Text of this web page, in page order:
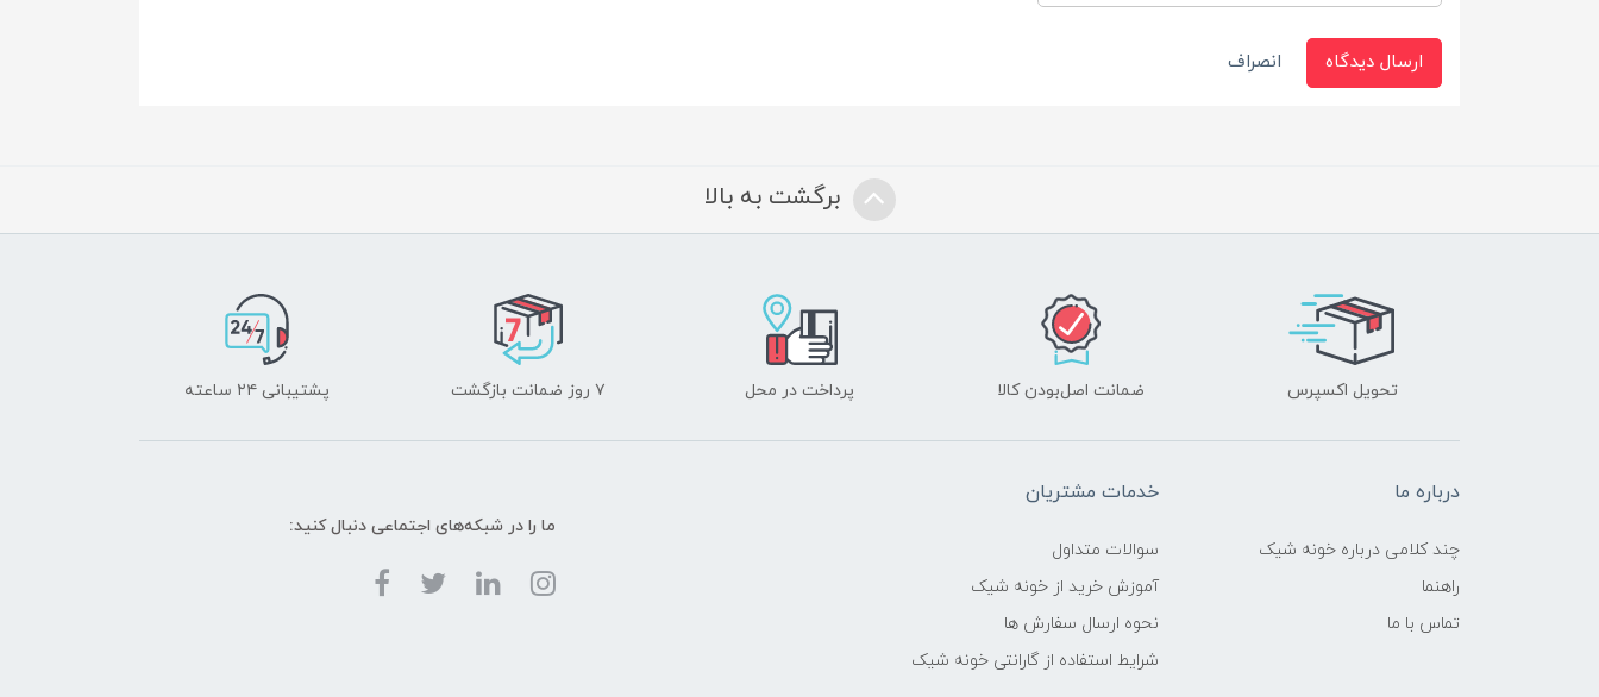
ارسال دیدگاه انصراف
برگشت به بالا
تحویل اکسپرس ضمانت اصل‌بودن کالا پرداخت در محل ۷ روز ضمانت بازگشت پشتیبانی ۲۴ ساعته
درباره ما
چند کلامی درباره خونه شیک
راهنما
تماس با ما
خدمات مشتریان
سوالات متداول
آموزش خرید از خونه شیک
نحوه ارسال سفارش ها
شرایط استفاده از گارانتی خونه شیک
ما را در شبکه‌های اجتماعی دنبال کنید: